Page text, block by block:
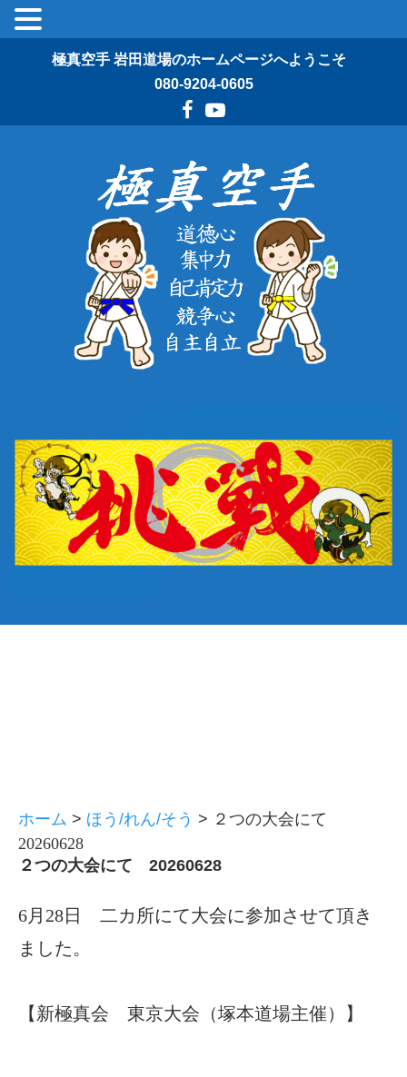
極真空手 岩田道場のホームページへようこそ
080-9204-0605
ホーム > ほう/れん/そう > ２つの大会にて
20260628
２つの大会にて 20260628
6月28日 二カ所にて大会に参加させて頂き
ました。
【新極真会 東京大会（塚本道場主催）】